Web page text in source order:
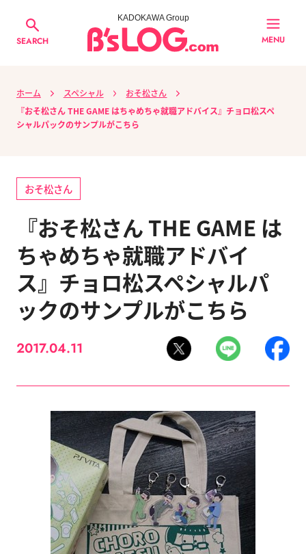
SEARCH
KADOKAWA Group
MENU
ホーム スペシャル
おそ松さん
『おそ松さん THE GAME はちゃめちゃ就職アドバイス』チョロ松スペ
シャルパックのサンプルがこちら
おそ松さん
『おそ松さん THE GAME は
ちゃめちゃ就職アドバイ
ス』チョロ松スペシャルパ
ックのサンプルがこちら
2017.04.11